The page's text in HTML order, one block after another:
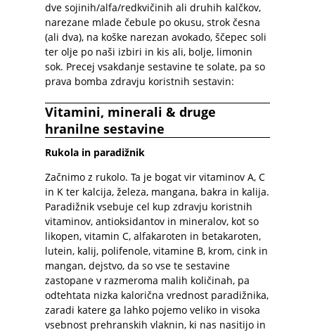
dve sojinih/alfa/redkvičinih ali druhih kalčkov,
narezane mlade čebule po okusu, strok česna
(ali dva), na koške narezan avokado, ščepec soli
ter olje po naši izbiri in kis ali, bolje, limonin
sok. Precej vsakdanje sestavine te solate, pa so
prava bomba zdravju koristnih sestavin:
Vitamini, minerali & druge
hranilne sestavine
Rukola in paradižnik
Začnimo z rukolo. Ta je bogat vir vitaminov A, C
in K ter kalcija, železa, mangana, bakra in kalija.
Paradižnik vsebuje cel kup zdravju koristnih
vitaminov, antioksidantov in mineralov, kot so
likopen, vitamin C, alfakaroten in betakaroten,
lutein, kalij, polifenole, vitamine B, krom, cink in
mangan, dejstvo, da so vse te sestavine
zastopane v razmeroma malih količinah, pa
odtehtata nizka kalorična vrednost paradižnika,
zaradi katere ga lahko pojemo veliko in visoka
vsebnost prehranskih vlaknin, ki nas nasitijo in